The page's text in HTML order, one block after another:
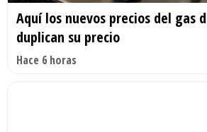
Aquí los nuevos precios del gas
duplican su precio
Hace 6 horas